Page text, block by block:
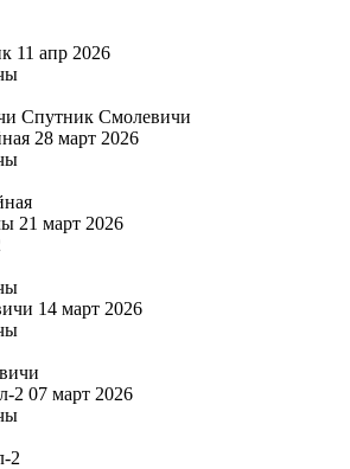
11 апр 2026
Спутник Смолевичи
28 март 2026
21 март 2026
14 март 2026
2 07 март 2026
2